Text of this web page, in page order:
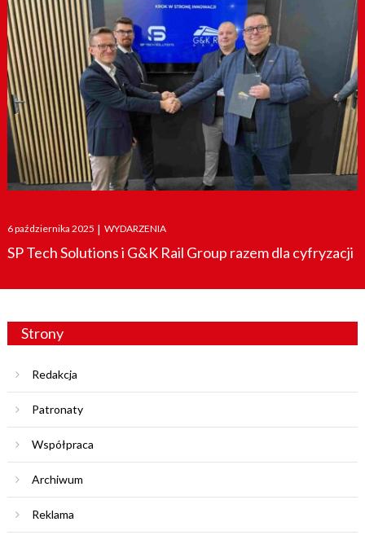
Posted
on
6 października 2025 | WYDARZENIA
SP Tech Solutions i G&K Rail Group razem dla cyfryzacji
Strony
Redakcja
Patronaty
Współpraca
Archiwum
Reklama